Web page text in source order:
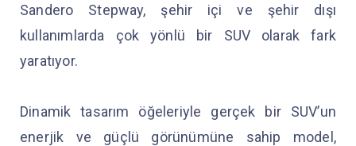
Sandero Stepway, şehir içi ve şehir dışı
kullanımlarda çok yönlü bir SUV olarak fark
yaratıyor.
Dinamik tasarım öğeleriyle gerçek bir SUV’un
enerjik ve güçlü görünümüne sahip model,